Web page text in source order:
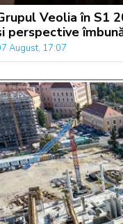
Veolia în S1
perspective
August, 17:07